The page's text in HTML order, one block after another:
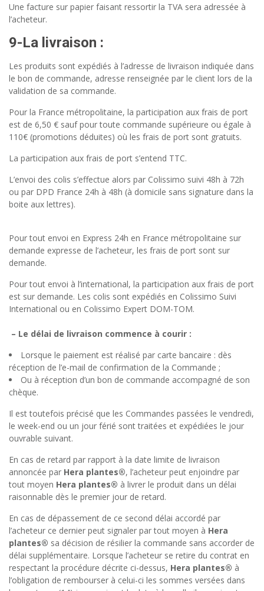
Une facture sur papier faisant ressortir la TVA sera adressée à
l’acheteur.
9-La livraison :
Les produits sont expédiés à l’adresse de livraison indiquée dans
le bon de commande, adresse renseignée par le client lors de la
validation de sa commande.
Pour la France métropolitaine, la participation aux frais de port
est de 6,50 € sauf pour toute commande supérieure ou égale à
110€ (promotions déduites) où les frais de port sont gratuits.
La participation aux frais de port s’entend TTC.
L’envoi des colis s’effectue alors par Colissimo suivi 48h à 72h
ou par DPD France 24h à 48h (à domicile sans signature dans la
boite aux lettres).
Pour tout envoi en Express 24h en France métropolitaine sur
demande expresse de l’acheteur, les frais de port sont sur
demande.
Pour tout envoi à l’international, la participation aux frais de port
est sur demande. Les colis sont expédiés en Colissimo Suivi
International ou en Colissimo Expert DOM-TOM.
– Le délai de livraison commence à courir :
Lorsque le paiement est réalisé par carte bancaire : dès
réception de l’e-mail de confirmation de la Commande ;
Ou à réception d’un bon de commande accompagné de son
chèque.
Il est toutefois précisé que les Commandes passées le vendredi,
le week-end ou un jour férié sont traitées et expédiées le jour
ouvrable suivant.
En cas de retard par rapport à la date limite de livraison
annoncée par Hera plantes®, l’acheteur peut enjoindre par
tout moyen Hera plantes® à livrer le produit dans un délai
raisonnable dès le premier jour de retard.
En cas de dépassement de ce second délai accordé par
l’acheteur ce dernier peut signaler par tout moyen à Hera
plantes® sa décision de résilier la commande sans accorder de
délai supplémentaire. Lorsque l’acheteur se retire du contrat en
respectant la procédure décrite ci-dessus, Hera plantes® à
l’obligation de rembourser à celui-ci les sommes versées dans